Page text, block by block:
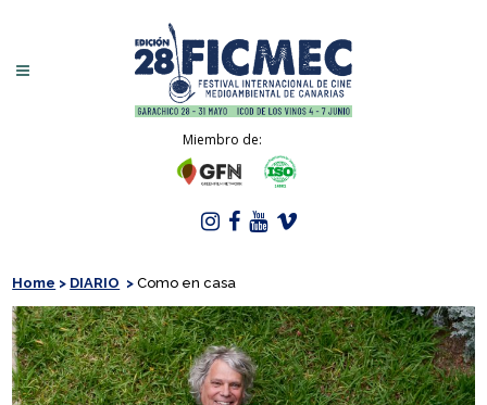
Miembro de:
Home > DIARIO >Como en casa